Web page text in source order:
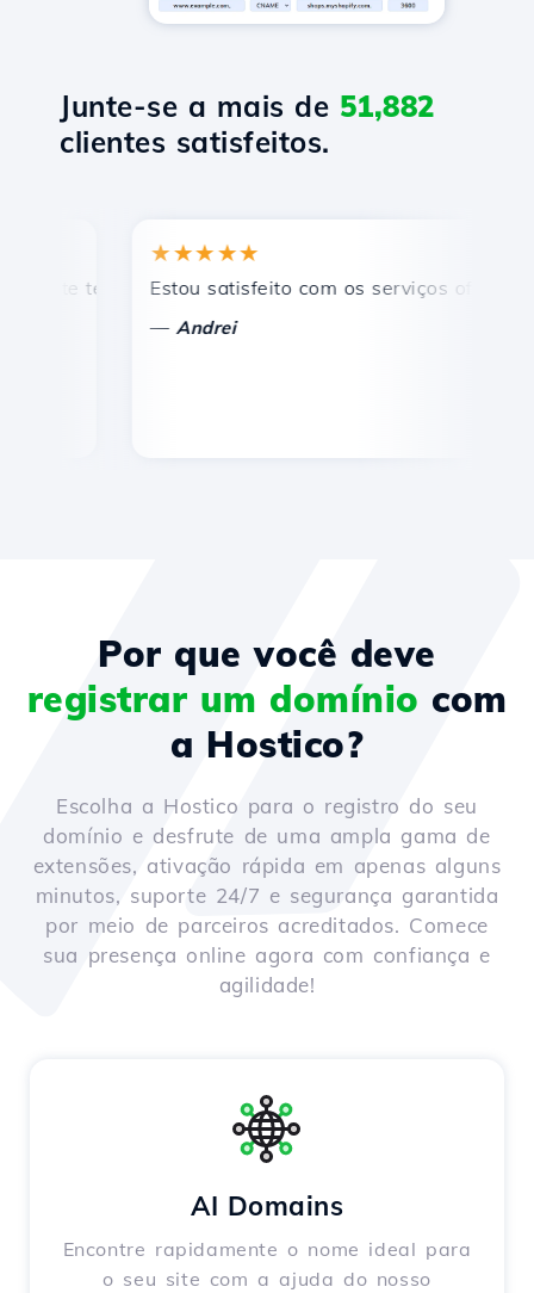
Junte-se a mais de 51,882
clientes satisfeitos.
técnico rápido e eficiente.
★★★★★
Estou satisfeito com os serviços oferecidos
Andrei
Por que você deve
registrar um domínio com
a Hostico?
Escolha a Hostico para o registro do seu
domínio e desfrute de uma ampla gama de
extensões, ativação rápida em apenas alguns
minutos, suporte 24/7 e segurança garantida
por meio de parceiros acreditados. Comece
sua presença online agora com confiança e
agilidade!
AI Domains
Encontre rapidamente o nome ideal para
o seu site com a ajuda do nosso